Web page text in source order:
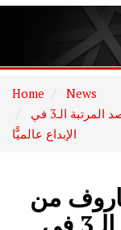
Home
News
الإبداع عالميًّا
من